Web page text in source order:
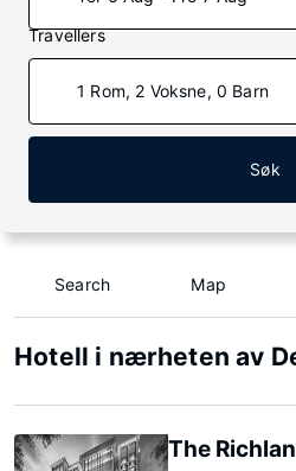
Travellers
1 Rom, 2 Voksne, 0 Barn
Søk
Search Map
Hotell i nærheten av
The